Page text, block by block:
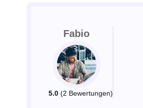
Fabio
5.0 (2 Bewertungen)